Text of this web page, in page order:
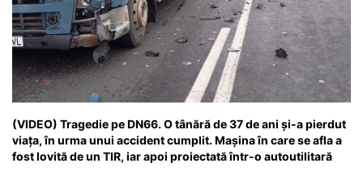
(VIDEO) Tragedie pe DN66. O tânără de 37 de ani și-a pierdut
viața, în urma unui accident cumplit. Mașina în care se afla a
fost lovită de un TIR, iar apoi proiectată într-o autoutilitară